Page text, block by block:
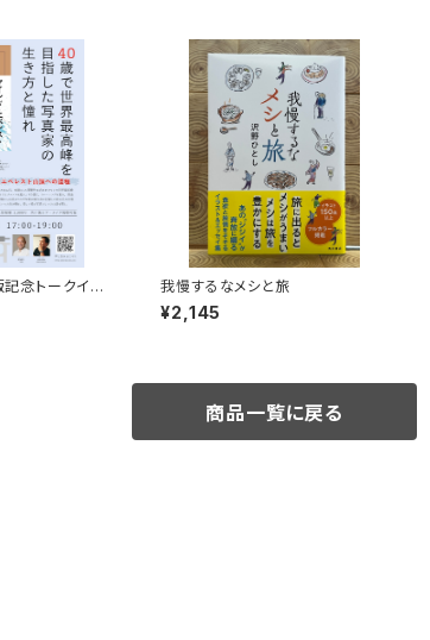
念トークイベ
我慢するなメシと旅
¥2,145
商品一覧に戻る